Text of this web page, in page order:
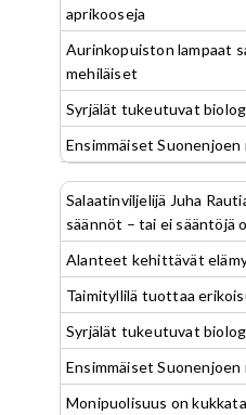
aprikooseja
Aurinkopuiston lampaat
mehiläiset
Syrjälät tukeutuvat
Ensimmäiset
Salaatinviljelijä Juha
säännöt – tai ei sääntöjä
Alanteet kehittävät
Taimityllilä tuottaa
Syrjälät tukeutuvat
Ensimmäiset
Monipuolisuus on